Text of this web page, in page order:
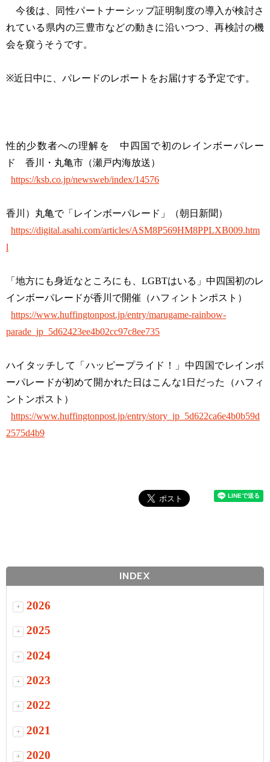
今後は、同性パートナーシップ証明制度の導入が検討さ
れている県内の三豊市などの動きに沿いつつ、再検討の機
会を窺うそうです。
※近日中に、パレードのレポートをお届けする予定です。
性的少数者への理解を 中四国で初のレインボーパレー
ド 香川・丸亀市（瀬戸内海放送）
https://ksb.co.jp/newsweb/index/14576
香川）丸亀で「レインボーパレード」（朝日新聞）
https://digital.asahi.com/articles/ASM8P569HM8PPLXB009.htm
l
「地方にも身近なところにも、LGBTはいる」中四国初のレ
インボーパレードが香川で開催（ハフィントンポスト）
https://www.huffingtonpost.jp/entry/marugame-rainbow-
parade_jp_5d62423ee4b02cc97c8ee735
ハイタッチして「ハッピープライド！」中四国でレインボ
ーパレードが初めて開かれた日はこんな1日だった（ハフィ
ントンポスト）
https://www.huffingtonpost.jp/entry/story_jp_5d622ca6e4b0b59d
2575d4b9
INDEX
+ 2026
+ 2025
+ 2024
+ 2023
+ 2022
+ 2021
+ 2020